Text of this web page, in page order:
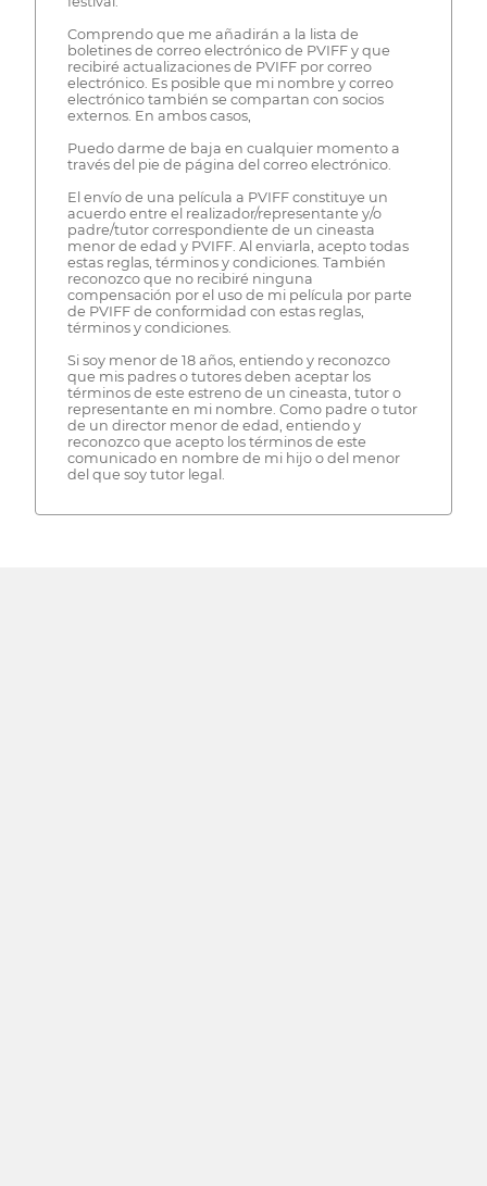
Comprendo que me añadirán a la lista de
boletines de correo electrónico de PVIFF y que
recibiré actualizaciones de PVIFF por correo
electrónico. Es posible que mi nombre y correo
electrónico también se compartan con socios
externos. En ambos casos,
Puedo darme de baja en cualquier momento a
través del pie de página del correo electrónico.
El envío de una película a PVIFF constituye un
acuerdo entre el realizador/representante y/o
padre/tutor correspondiente de un cineasta
menor de edad y PVIFF. Al enviarla, acepto todas
estas reglas, términos y condiciones. También
reconozco que no recibiré ninguna
compensación por el uso de mi película por parte
de PVIFF de conformidad con estas reglas,
términos y condiciones.
Si soy menor de 18 años, entiendo y reconozco
que mis padres o tutores deben aceptar los
términos de este estreno de un cineasta, tutor o
representante en mi nombre. Como padre o tutor
de un director menor de edad, entiendo y
reconozco que acepto los términos de este
comunicado en nombre de mi hijo o del menor
del que soy tutor legal.